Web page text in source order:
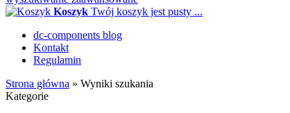
Koszyk Twój koszyk jest pusty ...
dc-components blog
Kontakt
Regulamin
Strona główna » Wyniki szukania
Kategorie